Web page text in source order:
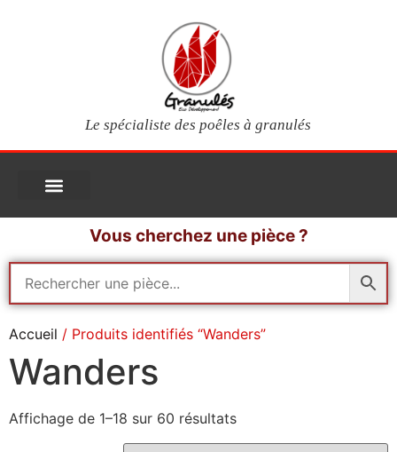
Le spécialiste des poêles à granulés
Vous cherchez une pièce ?
Accueil / Produits identifiés “Wanders”
Wanders
Affichage de 1–18 sur 60 résultats